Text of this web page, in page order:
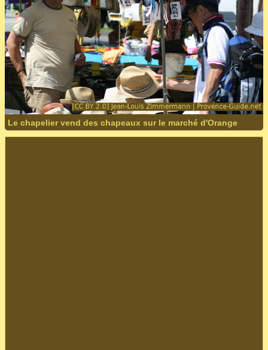
Le chapelier vend des chapeaux sur le marché d'Orange